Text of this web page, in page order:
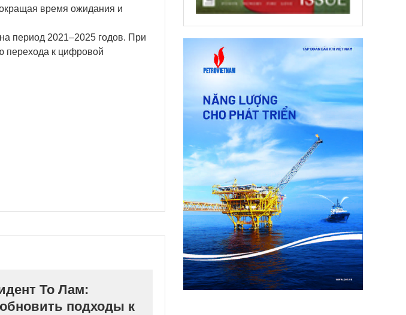
время ожидания и
период 2021–2025 годов. При
перехода к цифровой
То Лам:
подходы к